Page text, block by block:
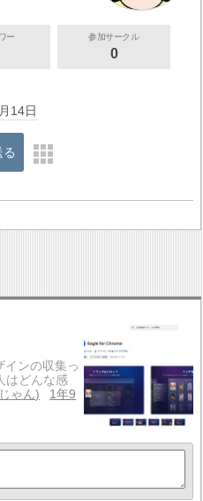
ー 参加サークル
0
14日
る
インの収集っ
はどんな感
ゃん
1年9